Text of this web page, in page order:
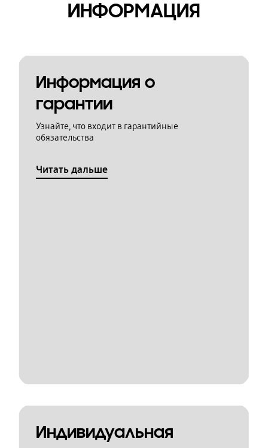
ИНФОРМАЦИЯ
Информация о
гарантии
Узнайте, что входит в гарантийные
обязательства
Читать дальше
Индивидуальная